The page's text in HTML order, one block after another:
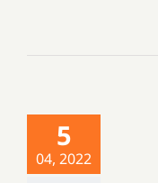
5
04, 2022